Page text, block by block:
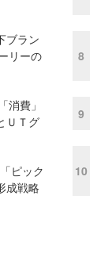
ブラン
リーの
消費」
ＵＴグ
ピック
成戦略
8
9
10